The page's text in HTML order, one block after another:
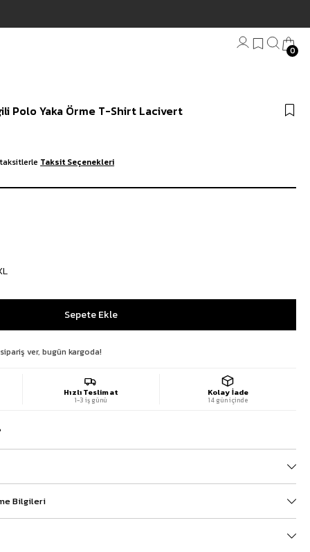
Plaj Havlu
0
Polo Yaka Örme T-Shirt Lacivert
Taksit Seçenekleri
ver, bugün kargoda!
Hızlı Teslimat
1-3 iş günü
Kolay İade
14 gün içinde
Bilgileri